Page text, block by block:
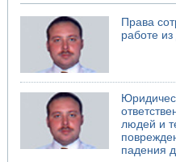
Права
работе
людей и
падения